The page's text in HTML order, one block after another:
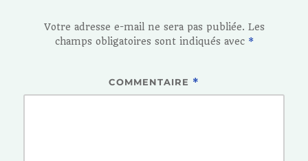
Votre adresse e-mail ne sera pas publiée. Les
champs obligatoires sont indiqués avec *
COMMENTAIRE *